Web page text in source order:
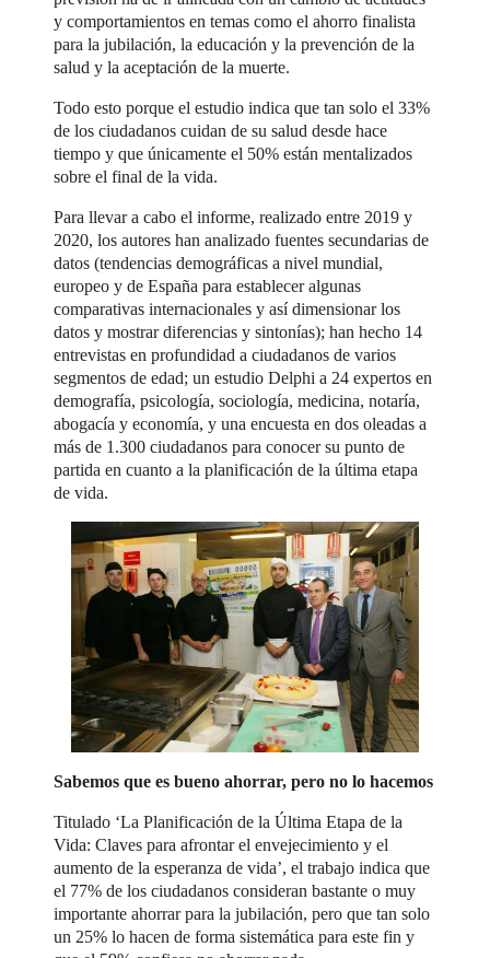
y comportamientos en temas como el ahorro finalista
para la jubilación, la educación y la prevención de la
salud y la aceptación de la muerte.
Todo esto porque el estudio indica que tan solo el 33%
de los ciudadanos cuidan de su salud desde hace
tiempo y que únicamente el 50% están mentalizados
sobre el final de la vida.
Para llevar a cabo el informe, realizado entre 2019 y
2020, los autores han analizado fuentes secundarias de
datos (tendencias demográficas a nivel mundial,
europeo y de España para establecer algunas
comparativas internacionales y así dimensionar los
datos y mostrar diferencias y sintonías); han hecho 14
entrevistas en profundidad a ciudadanos de varios
segmentos de edad; un estudio Delphi a 24 expertos en
demografía, psicología, sociología, medicina, notaría,
abogacía y economía, y una encuesta en dos oleadas a
más de 1.300 ciudadanos para conocer su punto de
partida en cuanto a la planificación de la última etapa
de vida.
Sabemos que es bueno ahorrar, pero no lo hacemos
Titulado ‘La Planificación de la Última Etapa de la
Vida: Claves para afrontar el envejecimiento y el
aumento de la esperanza de vida’, el trabajo indica que
el 77% de los ciudadanos consideran bastante o muy
importante ahorrar para la jubilación, pero que tan solo
un 25% lo hacen de forma sistemática para este fin y